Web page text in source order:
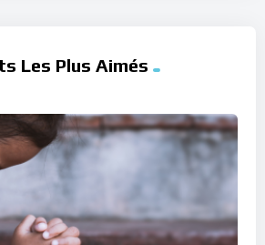
Les Plus Aimés